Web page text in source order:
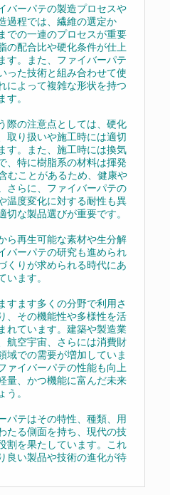
バーパテの製造プロセスや
過程では、繊維の選定か
での一連のプロセスが重要
の配合比や硬化条件が仕上
す。また、ファイバーパテ
った技術と組み合わせて使
によって複雑な形状を持つ
。
際の注意点としては、硬化
取り扱いや施工時には適切
す。また、施工時には換気
、特に樹脂系の材料は揮発
むことがあるため、健康や
さらに、ファイバーパテの
温度変化に対する耐性も異
な製品選びが重要です。
ら再生可能な素材や生分解
バーパテの研究も進められ
くりが求められる時代にあ
ます。
すます多くの分野で利用さ
、その機能性や多様性を活
れています。建築や製造業
航空宇宙、さらには消費財
域での需要が増加していま
ァイバーパテの性能も向上
量、かつ機能に富んだ未来
。
パテはその特性、種類、用
たる側面を持ち、現代の技
割を果たしています。これ
良い製品や技術の進化が待